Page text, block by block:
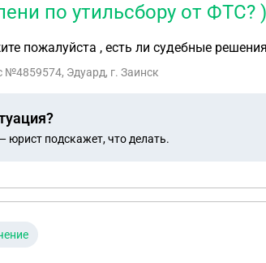
по утильсбору от ФТС? )
пожалуйста , есть ли судебные
№4859574, Эдуард, г. Заинск
юрист подскажет, что делать.